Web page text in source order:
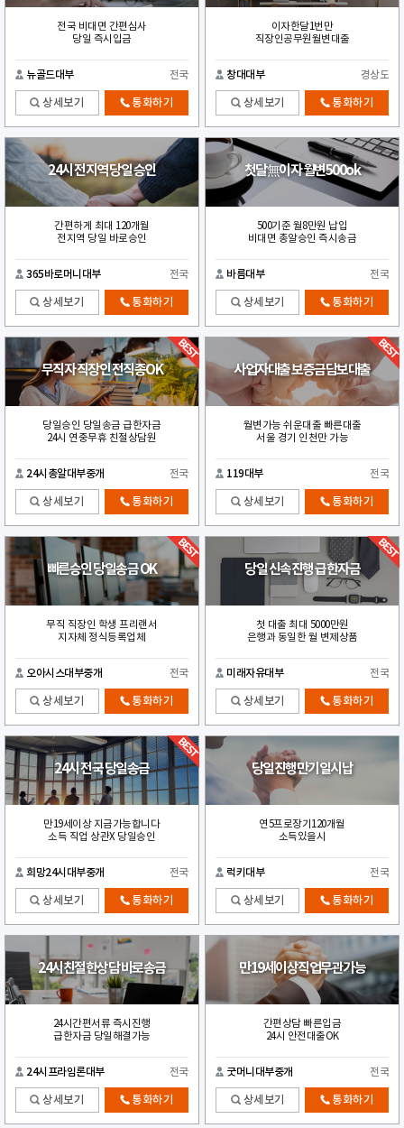
전국 비대면 간편심사
당일 즉시입금
뉴골드대부 전국
상세보기 통화하기
이자한달1번만
직장인공무원월변대출
창대대부 경상도
상세보기 통화하기
24시 전지역 당일 승인
간편하게 최대 120개월
전지역 당일 바로승인
365바로머니대부 전국
상세보기 통화하기
첫달無이자 월변500ok
500기준 월8만원 납입
비대면 총알승인 즉시송금
바름대부 전국
상세보기 통화하기
무직자 직장인 전직종OK
당일승인 당일송금 급한자금
24시 연중무휴 친절상담원
24시총알대부중개 전국
상세보기 통화하기
사업자대출 보증금담보대출
월변가능 쉬운대출 빠른대출
서울 경기 인천만 가능
119대부 전국
상세보기 통화하기
빠른승인 당일송금 OK
무직 직장인 학생 프리랜서
지자체 정식등록업체
오아시스대부중개 전국
상세보기 통화하기
당일 신속진행 급한자금
첫 대출 최대 5000만원
은행과 동일한 월 변제상품
미래자유대부 전국
상세보기 통화하기
24시 전국 당일송금
만19세이상 지금가능합니다
소득 직업 상관X 당일승인
희망24시대부중개 전국
상세보기 통화하기
당일진행만기일시납
연5프로장기120개월
소득있을시
럭키대부 전국
상세보기 통화하기
24시친절한상담 바로송금
24시간편서류 즉시진행
급한자금 당일해결가능
24시프라임론대부 전국
상세보기 통화하기
만19세이상직업무관가능
간편상담 빠른입금
24시 안전대출OK
굿머니대부중개 전국
상세보기 통화하기